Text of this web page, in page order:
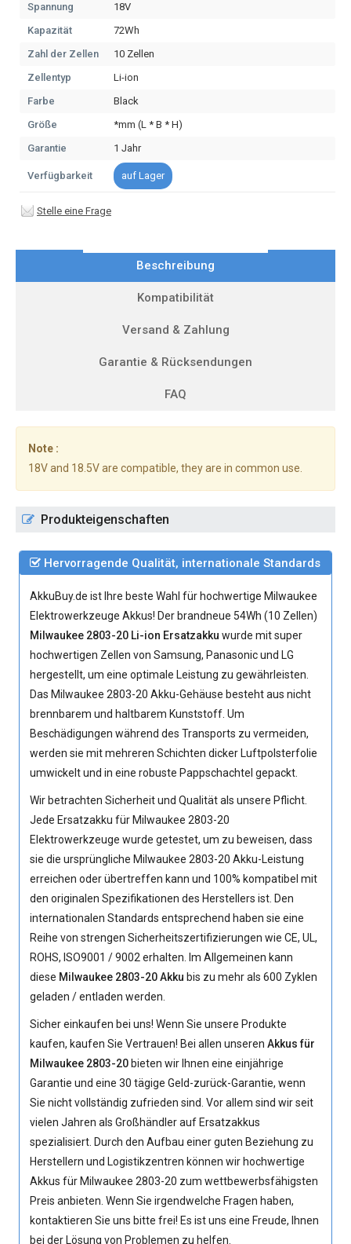
Spannung
18V
Kapazität
72Wh
Zahl der Zellen
10 Zellen
Zellentyp
Li-ion
Farbe
Black
Größe
*mm (L * B * H)
Garantie
1 Jahr
Verfügbarkeit auf Lager
Stelle eine Frage
Beschreibung
Kompatibilität
Versand & Zahlung
Garantie & Rücksendungen
FAQ
Note :
18V and 18.5V are compatible, they are in common use.
Produkteigenschaften
Hervorragende Qualität, internationale Standards
AkkuBuy.de ist Ihre beste Wahl für hochwertige Milwaukee
Elektrowerkzeuge Akkus! Der brandneue 54Wh (10 Zellen)
Milwaukee 2803-20 Li-ion Ersatzakku wurde mit super
hochwertigen Zellen von Samsung, Panasonic und LG
hergestellt, um eine optimale Leistung zu gewährleisten.
Das Milwaukee 2803-20 Akku-Gehäuse besteht aus nicht
brennbarem und haltbarem Kunststoff. Um
Beschädigungen während des Transports zu vermeiden,
werden sie mit mehreren Schichten dicker Luftpolsterfolie
umwickelt und in eine robuste Pappschachtel gepackt.
Wir betrachten Sicherheit und Qualität als unsere Pflicht.
Jede Ersatzakku für Milwaukee 2803-20
Elektrowerkzeuge wurde getestet, um zu beweisen, dass
sie die ursprüngliche Milwaukee 2803-20 Akku-Leistung
erreichen oder übertreffen kann und 100% kompatibel mit
den originalen Spezifikationen des Herstellers ist. Den
internationalen Standards entsprechend haben sie eine
Reihe von strengen Sicherheitszertifizierungen wie CE, UL,
ROHS, ISO9001 / 9002 erhalten. Im Allgemeinen kann
diese Milwaukee 2803-20 Akku bis zu mehr als 600 Zyklen
geladen / entladen werden.
Sicher einkaufen bei uns! Wenn Sie unsere Produkte
kaufen, kaufen Sie Vertrauen! Bei allen unserenAkkus für
Milwaukee 2803-20 bieten wir Ihnen eine einjährige
Garantie und eine 30 tägige Geld-zurück-Garantie, wenn
Sie nicht vollständig zufrieden sind. Vor allem sind wir seit
vielen Jahren als Großhändler auf Ersatzakkus
spezialisiert. Durch den Aufbau einer guten Beziehung zu
Herstellern und Logistikzentren können wir hochwertige
Akkus für Milwaukee 2803-20 zum wettbewerbsfähigsten
Preis anbieten. Wenn Sie irgendwelche Fragen haben,
kontaktieren Sie uns bitte frei! Es ist uns eine Freude, Ihnen
bei der Lösung von Problemen zu helfen.